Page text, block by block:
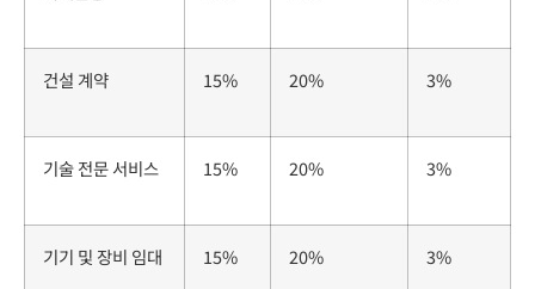
건설 계약 15% 20% 3%
기술 전문 서비스 15% 20% 3%
기기 및 장비 임대 15% 20% 3%